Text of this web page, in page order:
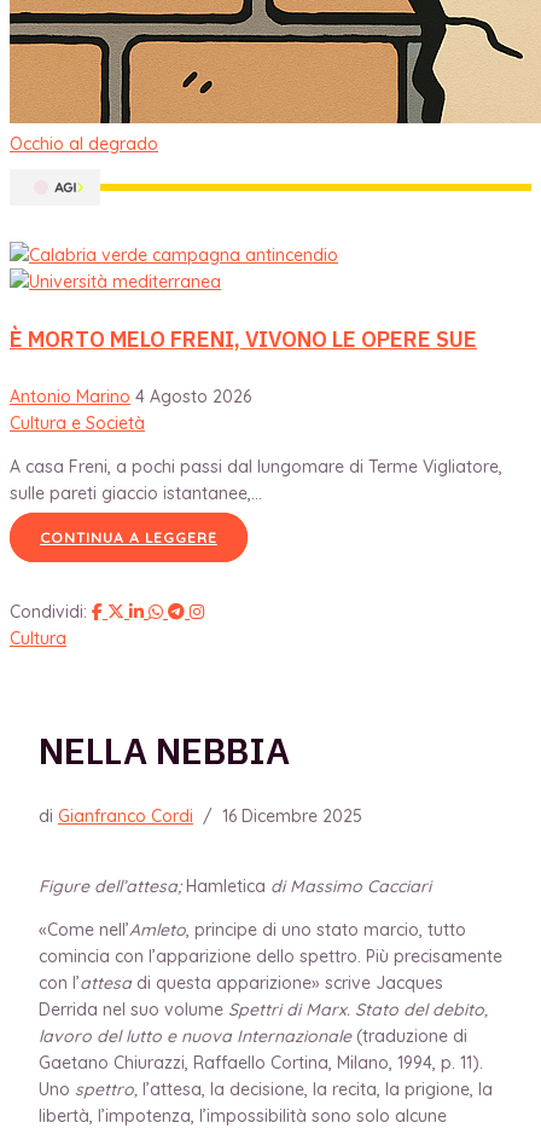
Occhio al degrado
È MORTO MELO FRENI, VIVONO LE OPERE SUE
Antonio Marino 4 Agosto 2026
Cultura e Società
A casa Freni, a pochi passi dal lungomare di Terme Vigliatore,
sulle pareti giaccio istantanee,...
CONTINUA A LEGGERE
Condividi:
Cultura
NELLA NEBBIA
di Gianfranco Cordi / 16 Dicembre 2025
Figure dell’attesa;Hamletica di Massimo Cacciari
«Come nell’Amleto, principe di uno stato marcio, tutto
comincia con l’apparizione dello spettro. Più precisamente
con l’attesa di questa apparizione» scrive Jacques
Derrida nel suo volume Spettri di Marx. Stato del debito,
lavoro del lutto e nuova Internazionale (traduzione di
Gaetano Chiurazzi, Raffaello Cortina, Milano, 1994, p. 11).
Uno spettro, l’attesa, la decisione, la recita, la prigione, la
libertà, l’impotenza, l’impossibilità sono solo alcune